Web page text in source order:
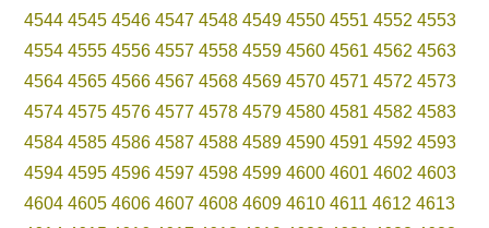
4544 4545 4546 4547 4548 4549 4550 4551 4552 4553
4554 4555 4556 4557 4558 4559 4560 4561 4562 4563
4564 4565 4566 4567 4568 4569 4570 4571 4572 4573
4574 4575 4576 4577 4578 4579 4580 4581 4582 4583
4584 4585 4586 4587 4588 4589 4590 4591 4592 4593
4594 4595 4596 4597 4598 4599 4600 4601 4602 4603
4604 4605 4606 4607 4608 4609 4610 4611 4612 4613